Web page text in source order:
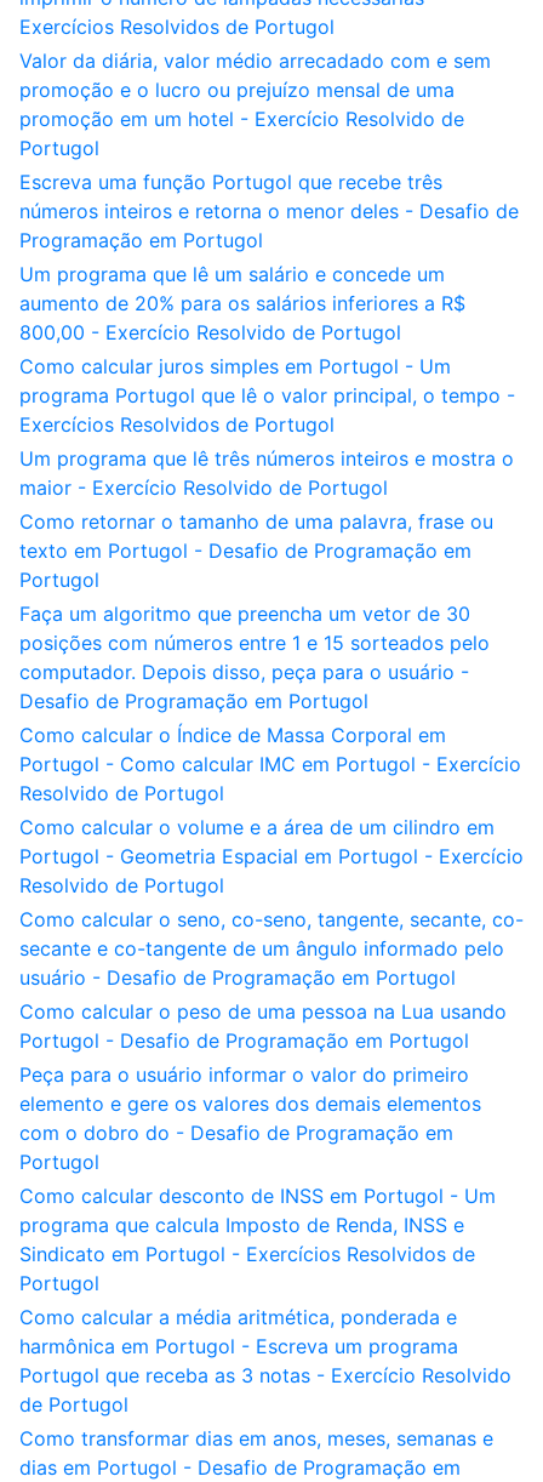
Exercícios Resolvidos de Portugol
Valor da diária, valor médio arrecadado com e sem
promoção e o lucro ou prejuízo mensal de uma
promoção em um hotel - Exercício Resolvido de
Portugol
Escreva uma função Portugol que recebe três
números inteiros e retorna o menor deles - Desafio de
Programação em Portugol
Um programa que lê um salário e concede um
aumento de 20% para os salários inferiores a R$
800,00 - Exercício Resolvido de Portugol
Como calcular juros simples em Portugol - Um
programa Portugol que lê o valor principal, o tempo -
Exercícios Resolvidos de Portugol
Um programa que lê três números inteiros e mostra o
maior - Exercício Resolvido de Portugol
Como retornar o tamanho de uma palavra, frase ou
texto em Portugol - Desafio de Programação em
Portugol
Faça um algoritmo que preencha um vetor de 30
posições com números entre 1 e 15 sorteados pelo
computador. Depois disso, peça para o usuário -
Desafio de Programação em Portugol
Como calcular o Índice de Massa Corporal em
Portugol - Como calcular IMC em Portugol - Exercício
Resolvido de Portugol
Como calcular o volume e a área de um cilindro em
Portugol - Geometria Espacial em Portugol - Exercício
Resolvido de Portugol
Como calcular o seno, co-seno, tangente, secante, co-
secante e co-tangente de um ângulo informado pelo
usuário - Desafio de Programação em Portugol
Como calcular o peso de uma pessoa na Lua usando
Portugol - Desafio de Programação em Portugol
Peça para o usuário informar o valor do primeiro
elemento e gere os valores dos demais elementos
com o dobro do - Desafio de Programação em
Portugol
Como calcular desconto de INSS em Portugol - Um
programa que calcula Imposto de Renda, INSS e
Sindicato em Portugol - Exercícios Resolvidos de
Portugol
Como calcular a média aritmética, ponderada e
harmônica em Portugol - Escreva um programa
Portugol que receba as 3 notas - Exercício Resolvido
de Portugol
Como transformar dias em anos, meses, semanas e
dias em Portugol - Desafio de Programação em